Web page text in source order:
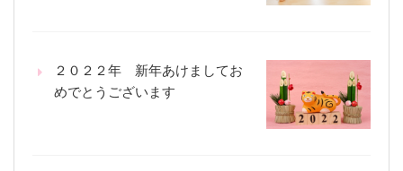
２０２２年 新年あけましてお
めでとうございます